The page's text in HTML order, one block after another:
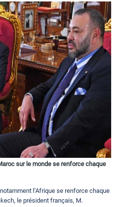
sur le monde se renforce chaque
l’Afrique se renforce chaque
le président français, M.